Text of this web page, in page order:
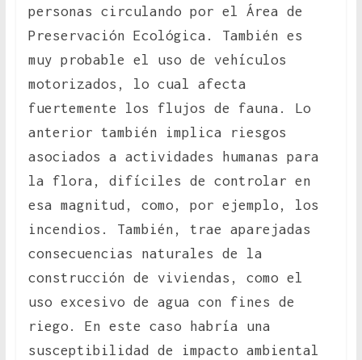
personas circulando por el Área de
Preservación Ecológica. También es
muy probable el uso de vehículos
motorizados, lo cual afecta
fuertemente los flujos de fauna. Lo
anterior también implica riesgos
asociados a actividades humanas para
la flora, difíciles de controlar en
esa magnitud, como, por ejemplo, los
incendios. También, trae aparejadas
consecuencias naturales de la
construcción de viviendas, como el
uso excesivo de agua con fines de
riego. En este caso habría una
susceptibilidad de impacto ambiental